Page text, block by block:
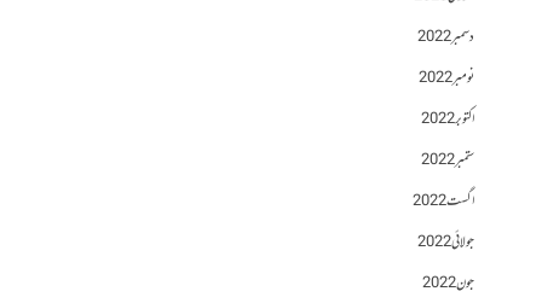
دسمبر 2022
نومبر 2022
اکتوبر 2022
ستمبر 2022
اگست 2022
جولائی 2022
جون 2022